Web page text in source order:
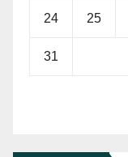
24 25
31